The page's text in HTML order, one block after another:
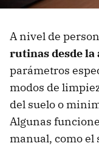
A nivel de
rutinas desde la
parámetros
modos de
del suelo o
Algunas
manual, como el